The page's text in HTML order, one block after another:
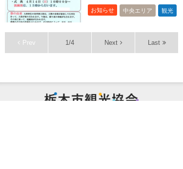
お知らせ 中央エリア 観光
Prev 1/4 Next Last